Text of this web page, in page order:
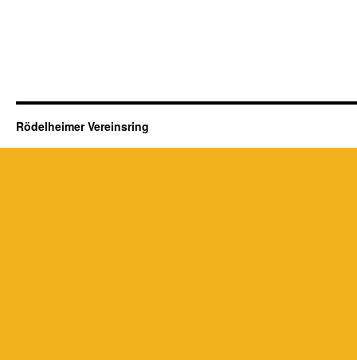
Rödelheimer Vereinsring